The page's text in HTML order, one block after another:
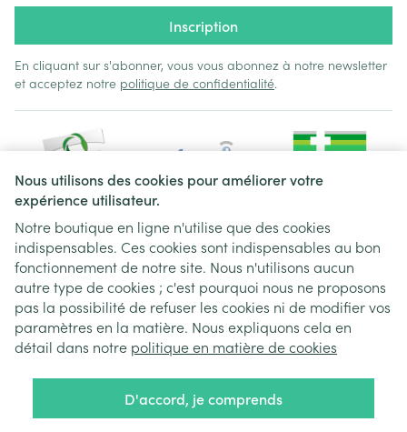
Nous utilisons des cookies pour améliorer votre
expérience utilisateur.
Notre boutique en ligne n'utilise que des cookies
indispensables. Ces cookies sont indispensables au bon
fonctionnement de notre site. Nous n'utilisons aucun
autre type de cookies ; c'est pourquoi nous ne proposons
pas la possibilité de refuser les cookies ni de modifier vos
paramètres en la matière. Nous expliquons cela en
détail dans notre politique en matière de cookies
D'accord, je comprends
Inscription
En cliquant sur s'abonner, vous vous abonnez à notre newsletter
et acceptez notre politique de confidentialité.
Liens légaux